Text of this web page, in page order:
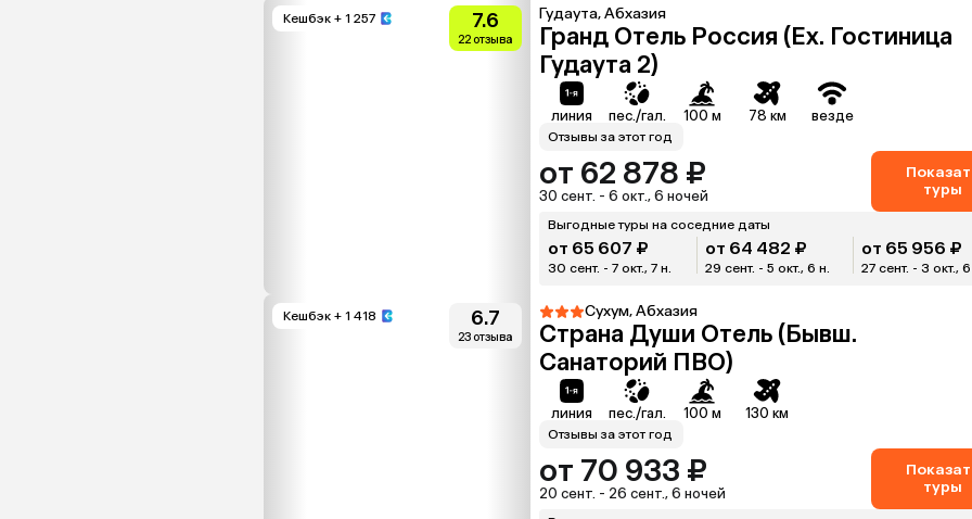
Кешбэк + 1 257 7.6
22 отзыва
Гудаута, Абхазия
Гранд Отель Россия (Ex. Гостиница
Гудаута 2)
линия пес./гал. 100 м 78 км везде
Отзывы за этот год
от 62 878 ₽
30 сент. - 6 окт., 6 ночей
туры
Выгодные туры на соседние даты
от 65 607 ₽
30 сент. - 7 окт., 7 н.
от 64 482 ₽
29 сент. - 5 окт., 6 н.
от 65 956 ₽
27 сент. - 3 окт.,
Кешбэк + 1 418 6.7
23 отзыва
Сухум, Абхазия
Страна Души Отель (Бывш.
Санаторий ПВО)
линия пес./гал. 100 м 130 км
Отзывы за этот год
от 70 933 ₽
20 сент. - 26 сент., 6 ночей
туры